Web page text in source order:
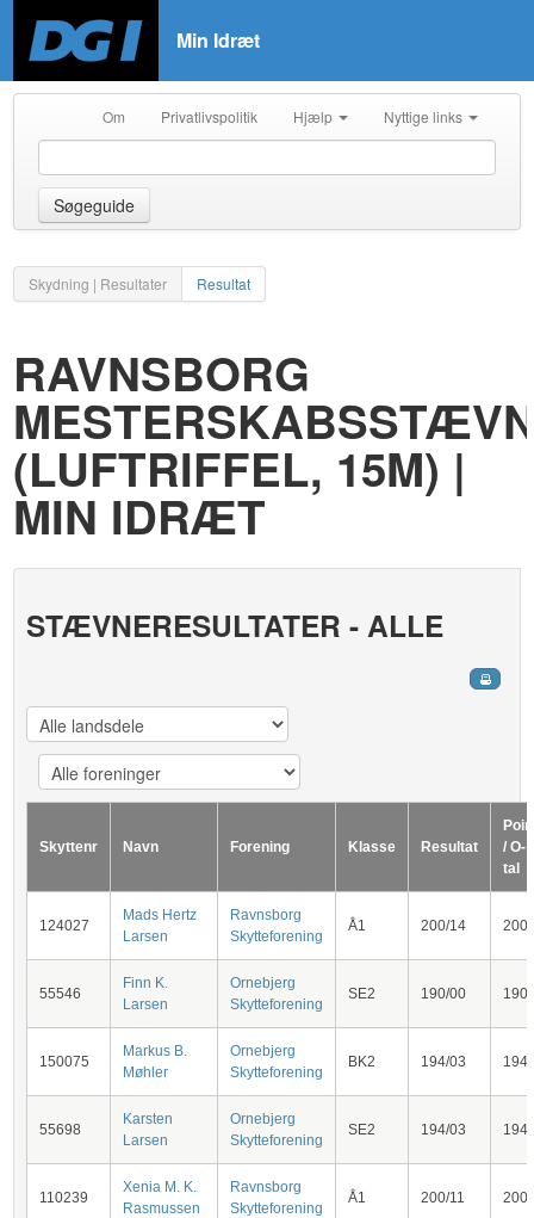
Min Idræt
Om Privatlivspolitik Hjælp Nyttige links
Søgeguide
Skydning | Resultater Resultat
RAVNSBORG
(LUFTRIFFEL, 15M) |
MIN IDRÆT
STÆVNERESULTATER - ALLE
Skyttenr Navn Forening Klasse Resultat
/ O-
tal
124027
Mads Hertz
Larsen
Ravnsborg
Skytteforening
Å1 200/14 200
55546
Finn K.
Larsen
Ornebjerg
Skytteforening
SE2 190/00 190
150075
Markus B.
Møhler
Ornebjerg
Skytteforening
BK2 194/03 194
55698
Karsten
Larsen
Ornebjerg
Skytteforening
SE2 194/03 194
110239
Xenia M. K.
Rasmussen
Ravnsborg
Skytteforening
Å1 200/11 200